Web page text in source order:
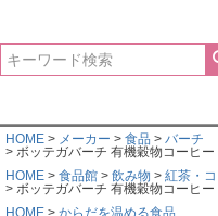
HOME メーカー 食品
バーチ
ボッテガバーチ 有機穀物コーヒ
HOME
食品館 飲み物
紅茶・
ボッテガバーチ 有機穀物コーヒ
HOME
からだを温める食品